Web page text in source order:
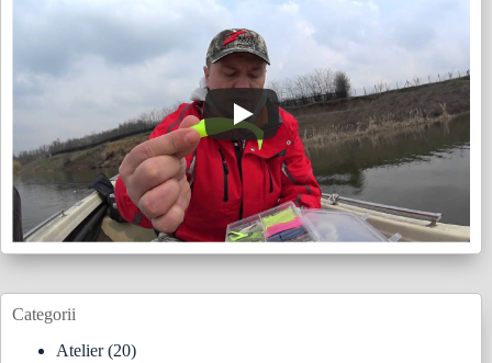
Categorii
Atelier(20)